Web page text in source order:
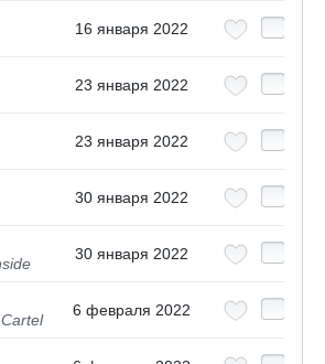
16 января 2022
23 января 2022
23 января 2022
30 января 2022
30 января 2022
6 февраля 2022